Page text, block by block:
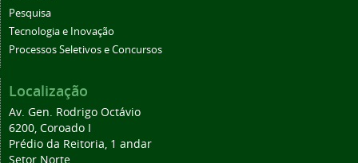
Pesquisa
Tecnologia e Inovação
Processos Seletivos e Concursos
Localização
Av. Gen. Rodrigo Octávio
6200, Coroado I
Prédio da Reitoria, 1 andar
Setor Norte